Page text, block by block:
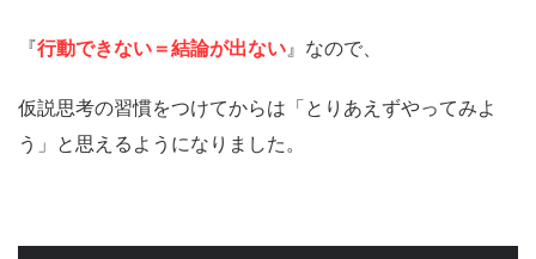
『行動できない＝結論が出ない 』なので、
仮説思考の習慣をつけてからは「とりあえずやってみよ
う」と思えるようになりました。